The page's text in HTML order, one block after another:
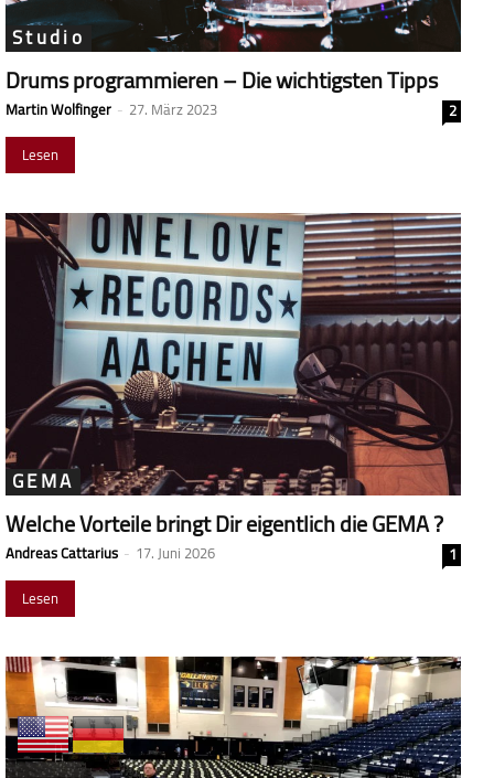
Studio
Drums programmieren – Die wichtigsten Tipps
Martin Wolfinger - 27. März 2023
2
Lesen
GEMA
Welche Vorteile bringt Dir eigentlich die GEMA ?
Andreas Cattarius - 17. Juni 2026
1
Lesen